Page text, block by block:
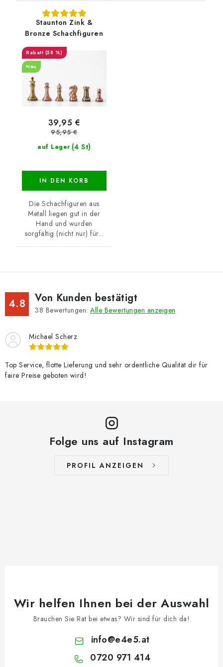
Staunton Zink &
Bronze Schachfiguren
(58 %)
Neu
auf Lager (4 St)
39,95 €
95,95 €
IN DEN KORB
Die Schachfiguren aus
Metall liegen gut in der
Hand und wurden
sorgfältig (nicht nur) für...
4.8 Von Kunden bestätigt
38 Bewertungen. Alle Bewertungen anzeigen
Michael Scherz
Top Service, flotte Lieferung und sehr ordentliche Qualität dir für
faire Preise geboten wird!
Folge uns auf Instagram
PROFIL ANZEIGEN
Wir helfen Ihnen bei der Auswahl
Brauchen Sie Rat bei etwas? Wir sind für dich da!
info@e4e5.at
0720 971 414